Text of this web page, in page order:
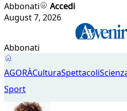
Abbonati
Accedi
August 7, 2026
Abbonati
Spettacoli
AGORÀCulturaSpettacoli
Sport